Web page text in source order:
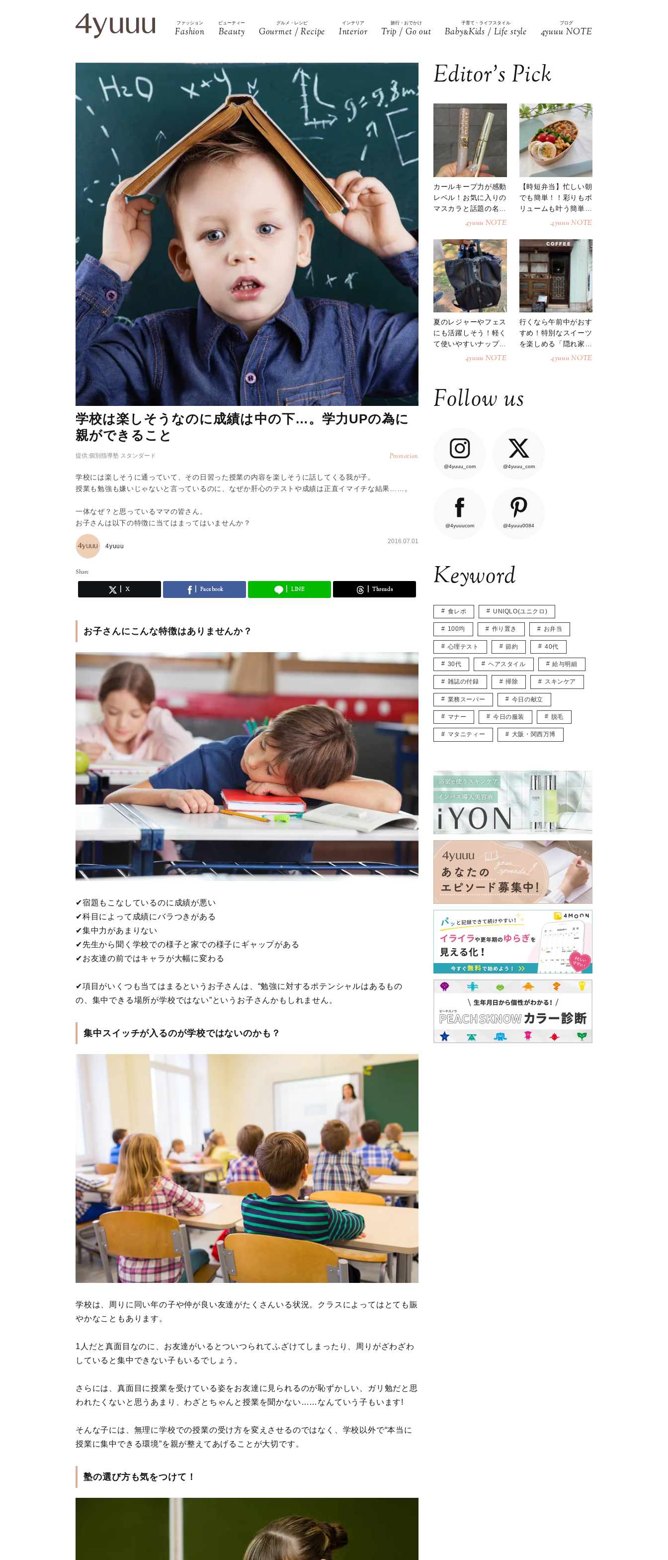
ファッション
Fashion
ビューティー
Beauty
グルメ・レシピ
Gourmet / Recipe
インテリア
Interior
旅行・おでかけ
Trip / Go out
子育て・ライフスタイル
Baby&Kids / Life style
ブログ
4yuuu NOTE
学校は楽しそうなのに成績は中の下…。学力UPの為に
親ができること
提供:個別指導塾 スタンダード Promotion
学校には楽しそうに通っていて、その日習った授業の内容を楽しそうに話してくる我が子。
授業も勉強も嫌いじゃないと言っているのに、なぜか肝心のテストや成績は正直イマイチな結果……。
一体なぜ？と思っているママの皆さん。
お子さんは以下の特徴に当てはまってはいませんか？
4yuuu
2016.07.01
Share
X Facebook LINE Threads
お子さんにこんな特徴はありませんか？
✔︎宿題もこなしているのに成績が悪い
✔︎科目によって成績にバラつきがある
✔︎集中力があまりない
✔︎先生から聞く学校での様子と家での様子にギャップがある
✔︎お友達の前ではキャラが大幅に変わる
✔︎項目がいくつも当てはまるというお子さんは、“勉強に対するポテンシャルはあるもの
の、集中できる場所が学校ではない”というお子さんかもしれません。
集中スイッチが入るのが学校ではないのかも？
学校は、周りに同い年の子や仲が良い友達がたくさんいる状況。クラスによってはとても賑
やかなこともあります。
1人だと真面目なのに、お友達がいるとついつられてふざけてしまったり、周りがざわざわ
していると集中できない子もいるでしょう。
さらには、真面目に授業を受けている姿をお友達に見られるのが恥ずかしい、ガリ勉だと思
われたくないと思うあまり、わざとちゃんと授業を聞かない……なんていう子もいます!
そんな子には、無理に学校での授業の受け方を変えさせるのではなく、学校以外で“本当に
授業に集中できる環境”を親が整えてあげることが大切です。
塾の選び方も気をつけて！
Editor’s Pick
カールキープ力が感動
レベル！お気に入りの
マスカラと話題の名品
4yuuu NOTE
【時短弁当】忙しい朝
でも簡単！！彩りもボ
リュームも叶う簡単そ
4yuuu NOTE
夏のレジャーやフェス
にも活躍しそう！軽く
て使いやすいナップサ
4yuuu NOTE
行くなら午前中がおす
すめ！特別なスイーツ
を楽しめる「隠れ家カ
4yuuu NOTE
Follow us
@4yuuu_com @4yuuu_com
@4yuuucom @4yuuu0084
Keyword
食レポ UNIQLO(ユニクロ)
100均 作り置き お弁当
心理テスト 節約 40代
30代 ヘアスタイル 給与明細
雑誌の付録 掃除 スキンケア
業務スーパー 今日の献立
マナー 今日の服装 脱毛
マタニティー 大阪・関西万博